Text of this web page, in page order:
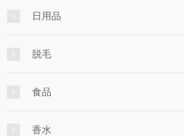
日用品
脱毛
食品
香水